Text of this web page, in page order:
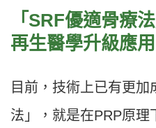
「SRF優適骨療
再生醫學升級應用
目前，技術上已有更
法」，就是在PRP原理